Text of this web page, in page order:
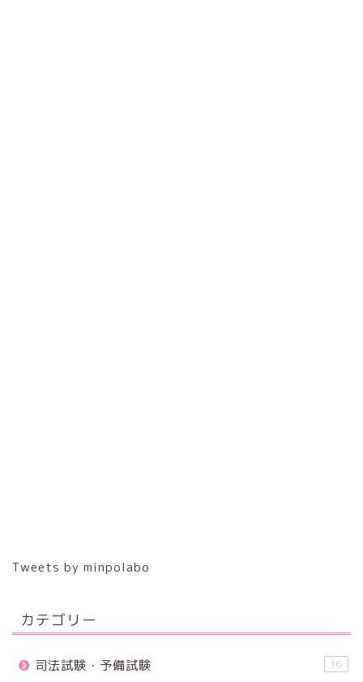
Tweets by minpolabo
カテゴリー
司法試験・予備試験 16